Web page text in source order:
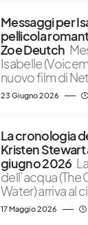
Messaggi per
pellicola
Zoe Deutch
Isabelle
nuovo film di
23 Giugno 2026
La cronologia
Kristen Stewart
giugno 2026
dell’acqua
Water) arriva al
17 Maggio 2026